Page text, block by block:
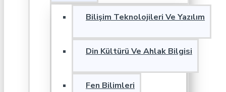
Bilişim Teknolojileri Ve Yazılım
Din Kültürü Ve Ahlak Bilgisi
Fen Bilimleri